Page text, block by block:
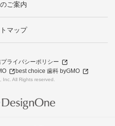
ご案内
マップ
プライバシーポリシー
best choice 歯科 byGMO
All Rights reserved.